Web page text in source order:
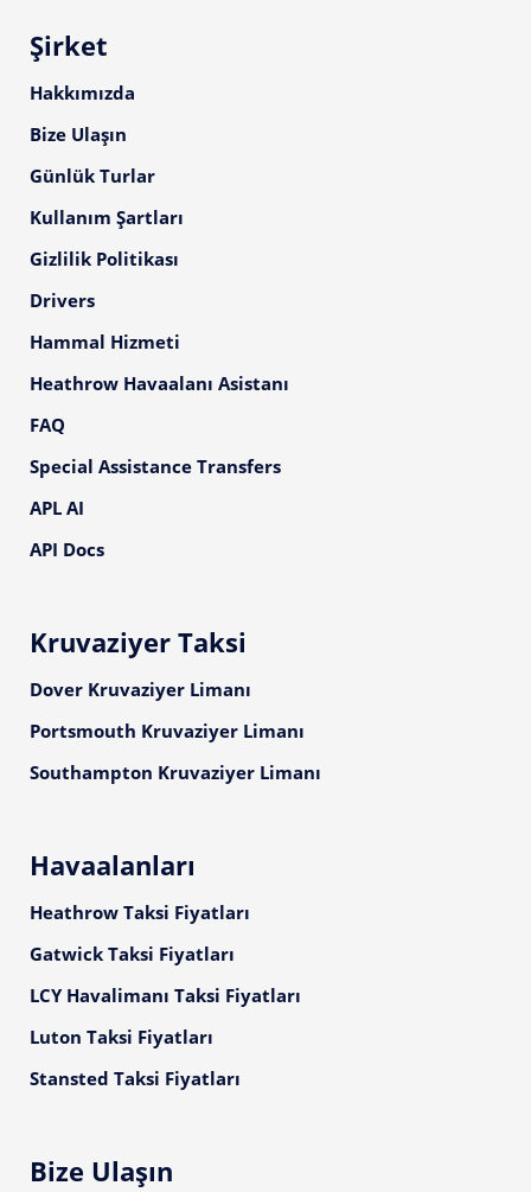
Şirket
Hakkımızda
Bize Ulaşın
Günlük Turlar
Kullanım Şartları
Gizlilik Politikası
Drivers
Hammal Hizmeti
Heathrow Havaalanı Asistanı
FAQ
Special Assistance Transfers
APL AI
API Docs
Kruvaziyer Taksi
Dover Kruvaziyer Limanı
Portsmouth Kruvaziyer Limanı
Southampton Kruvaziyer Limanı
Havaalanları
Heathrow Taksi Fiyatları
Gatwick Taksi Fiyatları
LCY Havalimanı Taksi Fiyatları
Luton Taksi Fiyatları
Stansted Taksi Fiyatları
Bize Ulaşın